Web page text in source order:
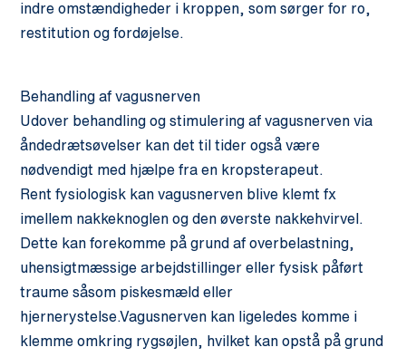
indre omstændigheder i kroppen, som sørger for ro,
restitution og fordøjelse.
Behandling af vagusnerven
Udover behandling og stimulering af vagusnerven via
åndedrætsøvelser kan det til tider også være
nødvendigt med hjælpe fra en kropsterapeut.
Rent fysiologisk kan vagusnerven blive klemt fx
imellem nakkeknoglen og den øverste nakkehvirvel.
Dette kan forekomme på grund af overbelastning,
uhensigtmæssige arbejdstillinger eller fysisk påført
traume såsom piskesmæld eller
hjernerystelse.Vagusnerven kan ligeledes komme i
klemme omkring rygsøjlen, hvilket kan opstå på grund